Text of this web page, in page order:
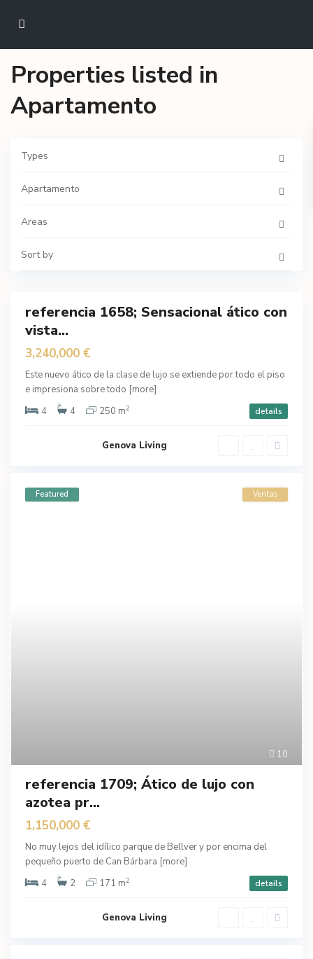
Properties listed in
Apartamento
Types
Apartamento
Areas
Sort by
Calvià
Featured
Ventas
referencia 1658; Sensacional ático con
vista...
3,240,000 €
Este nuevo ático de la clase de lujo se extiende por todo el piso
e impresiona sobre todo [more]
4
4 250 m2 details
Genova Living
10
Featured Ventas
referencia 1709; Ático de lujo con
azotea pr...
1,150,000 €
No muy lejos del idílico parque de Bellver y por encima del
pequeño puerto de Can Bárbara [more]
4
2 171 m2 details
Genova Living